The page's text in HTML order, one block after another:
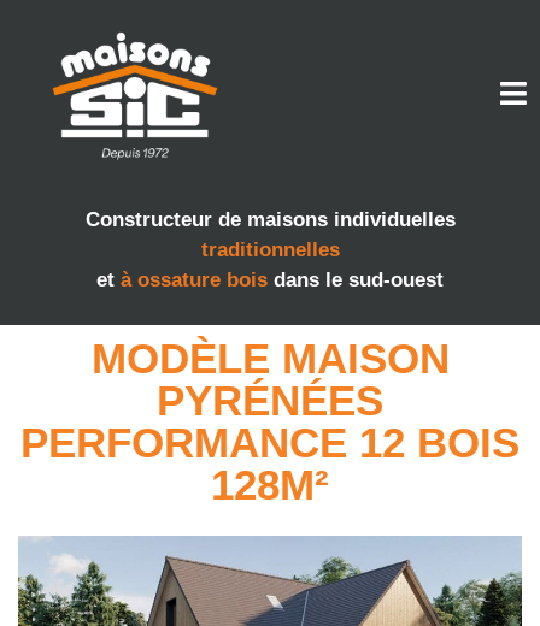
Constructeur de maisons individuelles
traditionnelles
et à ossature bois dans le sud-ouest
MODÈLE MAISON
PYRÉNÉES
PERFORMANCE 12 BOIS
128M²